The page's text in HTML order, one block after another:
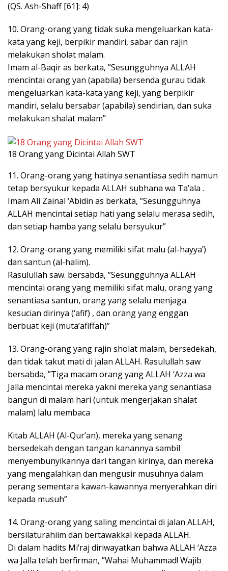
(QS. Ash-Shaff [61]: 4)
10. Orang-orang yang tidak suka mengeluarkan kata-
kata yang keji, berpikir mandiri, sabar dan rajin
melakukan sholat malam.
Imam al-Baqir as berkata, ”Sesungguhnya ALLAH
mencintai orang yan (apabila) bersenda gurau tidak
mengeluarkan kata-kata yang keji, yang berpikir
mandiri, selalu bersabar (apabila) sendirian, dan suka
melakukan shalat malam”
18 Orang yang Dicintai Allah SWT
11. Orang-orang yang hatinya senantiasa sedih namun
tetap bersyukur kepada ALLAH subhana wa Ta’ala .
Imam Ali Zainal ‘Abidin as berkata, ”Sesungguhnya
ALLAH mencintai setiap hati yang selalu merasa sedih,
dan setiap hamba yang selalu bersyukur”
12. Orang-orang yang memiliki sifat malu (al-hayya’)
dan santun (al-halim).
Rasulullah saw. bersabda, ”Sesungguhnya ALLAH
mencintai orang yang memiliki sifat malu, orang yang
senantiasa santun, orang yang selalu menjaga
kesucian dirinya (‘afif) , dan orang yang enggan
berbuat keji (muta’afiffah)”
13. Orang-orang yang rajin sholat malam, bersedekah,
dan tidak takut mati di jalan ALLAH. Rasulullah saw
bersabda, ”Tiga macam orang yang ALLAH ‘Azza wa
Jalla mencintai mereka yakni mereka yang senantiasa
bangun di malam hari (untuk mengerjakan shalat
malam) lalu membaca
Kitab ALLAH (Al-Qur’an), mereka yang senang
bersedekah dengan tangan kanannya sambil
menyembunyikannya dari tangan kirinya, dan mereka
yang mengalahkan dan mengusir musuhnya dalam
perang sementara kawan-kawannya menyerahkan diri
kepada musuh”
14. Orang-orang yang saling mencintai di jalan ALLAH,
bersilaturahiim dan bertawakkal kepada ALLAH.
Di dalam hadits Mi’raj diriwayatkan bahwa ALLAH ‘Azza
wa Jalla telah berfirman, ”Wahai Muhammad! Wajib